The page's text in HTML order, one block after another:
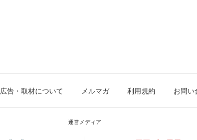
広告・取材について メルマガ 利用規約 お問い
運営メディア